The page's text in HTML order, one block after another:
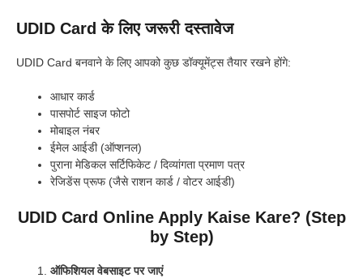
UDID Card के लिए जरूरी दस्तावेज
UDID Card बनवाने के लिए आपको कुछ डॉक्यूमेंट्स तैयार रखने होंगे:
आधार कार्ड
पासपोर्ट साइज फोटो
मोबाइल नंबर
ईमेल आईडी (ऑप्शनल)
पुराना मेडिकल सर्टिफिकेट / दिव्यांगता प्रमाण पत्र
रेजिडेंस प्रूफ (जैसे राशन कार्ड / वोटर आईडी)
UDID Card Online Apply Kaise Kare? (Step
by Step)
ऑफिशियल वेबसाइट पर जाएं